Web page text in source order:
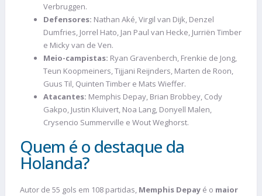
Verbruggen.
Defensores: Nathan Aké, Virgil van Dijk, Denzel
Dumfries, Jorrel Hato, Jan Paul van Hecke, Jurriën Timber
e Micky van de Ven.
Meio-campistas: Ryan Gravenberch, Frenkie de Jong,
Teun Koopmeiners, Tijjani Reijnders, Marten de Roon,
Guus Til, Quinten Timber e Mats Wieffer.
Atacantes: Memphis Depay, Brian Brobbey, Cody
Gakpo, Justin Kluivert, Noa Lang, Donyell Malen,
Crysencio Summerville e Wout Weghorst.
Quem é o destaque da
Holanda?
Autor de 55 gols em 108 partidas, Memphis Depay é o maior